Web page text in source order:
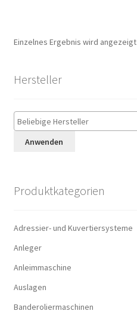
Einzelnes Ergebnis wird angezeigt
Hersteller
Anwenden
Produktkategorien
Adressier- und Kuvertiersysteme
Anleger
Anleimmaschine
Auslagen
Banderoliermaschinen